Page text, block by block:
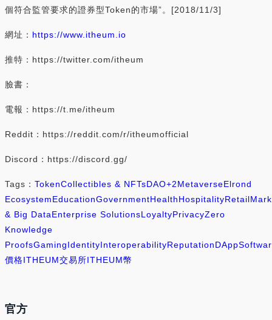
個符合監管要求的證券型Token的市場”。[2018/11/3]
網址： https://www.itheum.io
推特：https://twitter.com/itheum
臉書：
電報：https://t.me/itheum
Reddit：https://reddit.com/r/itheumofficial
Discord：https://discord.gg/
Tags： TokenCollectibles & NFTsDAO+2MetaverseElrond
EcosystemEducationGovernmentHealthHospitalityRetail
& Big DataEnterprise SolutionsLoyaltyPrivacyZero
Knowledge
ProofsGamingIdentityInteroperabilityReputationDApp
價格ITHEUM交易所ITHEUM幣
官方